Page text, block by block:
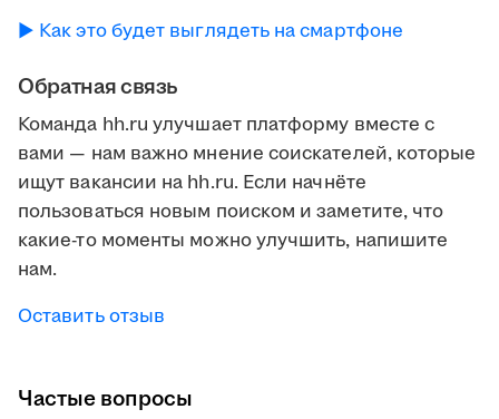
► Как это будет выглядеть на смартфоне
Обратная связь
Команда hh.ru улучшает платформу вместе с
вами — нам важно мнение соискателей, которые
ищут вакансии на hh.ru. Если начнёте
пользоваться новым поиском и заметите, что
какие-то моменты можно улучшить, напишите
нам.
Оставить отзыв
Частые вопросы